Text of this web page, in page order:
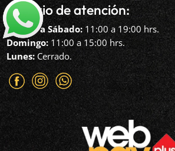
Horario de atención:
Martes a Sábado: 11:00 a 19:00 hrs.
Domingo: 11:00 a 15:00 hrs.
Lunes: Cerrado.